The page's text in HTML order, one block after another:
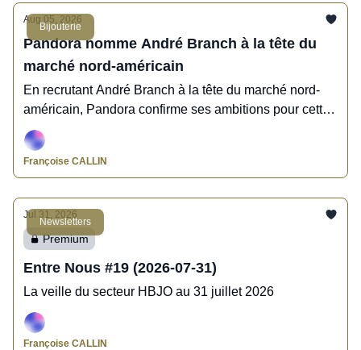
Bijouterie
Aug 05, 2026
Pandora nomme André Branch à la tête du
marché nord-américain
En recrutant André Branch à la tête du marché nord-
américain, Pandora confirme ses ambitions pour cette
région du globe.
Françoise CALLIN
Newsletters
Jul 31, 2026
Premium
Entre Nous #19 (2026-07-31)
La veille du secteur HBJO au 31 juillet 2026
Françoise CALLIN